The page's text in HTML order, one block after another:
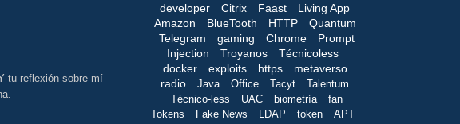
tu reflexión sobre mí
developer
Citrix Faast
Living App
Amazon
BlueTooth HTTP
Quantum
Telegram
gaming Chrome
Prompt
Injection
Troyanos
Técnicoless
docker
exploits https
metaverso
radio
Java Office Tacyt
Talentum
Técnico-less
UAC biometría
fan
Tokens
Fake News LDAP token
APT